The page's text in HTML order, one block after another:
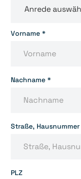
Vorname *
Nachname *
Straße, Hausnummer
PLZ